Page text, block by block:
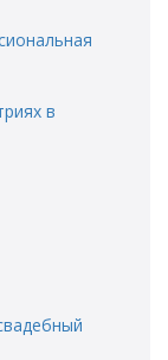
в